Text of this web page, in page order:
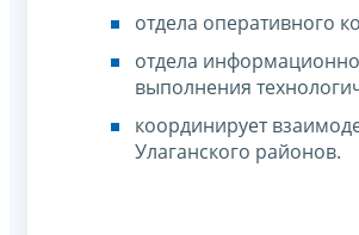
отдела оперативного
отдела
выполнения
координирует
Улаганского районов.